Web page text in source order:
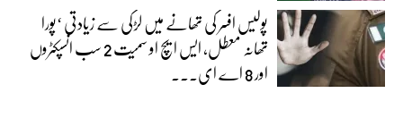
پولیس افسر کی تھانے میں لڑکی سے زیادتی ‘پورا
تھانہ معطل، ایس ایچ او سمیت 2 سب انسپکٹروں
اور 8 اے ای...